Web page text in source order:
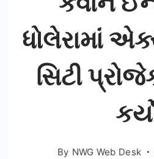
ધોલેરામાં
સિટી
By NWG Web Desk